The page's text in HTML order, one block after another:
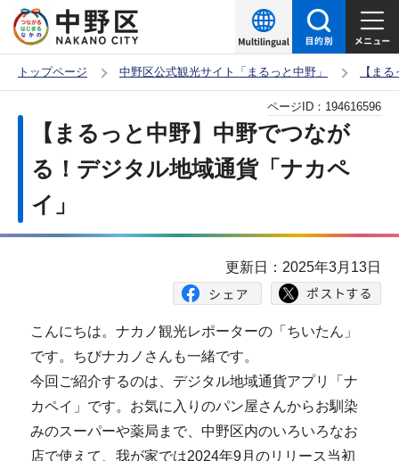
の
ー
す
トップページ 中野区公式観光サイト「まるっと中野」 【ま
【まるっと中野】中野でつなが
る！デジタル地域通貨「ナカペ
イ」
ページID： 194616596
更新日：2025年3月13日
こんにちは。ナカノ観光レポーターの「ちいたん」
です。ちびナカノさんも一緒です。
今回ご紹介するのは、デジタル地域通貨アプリ「ナ
カペイ」です。お気に入りのパン屋さんからお馴染
みのスーパーや薬局まで、中野区内のいろいろなお
店で使えて、我が家では2024年9月のリリース当初